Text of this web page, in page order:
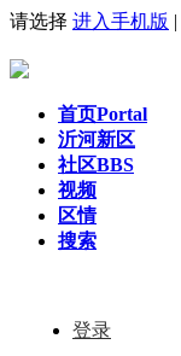
请选择 进入手机版 |
首页Portal
沂河新区
社区BBS
视频
区情
搜索
登录